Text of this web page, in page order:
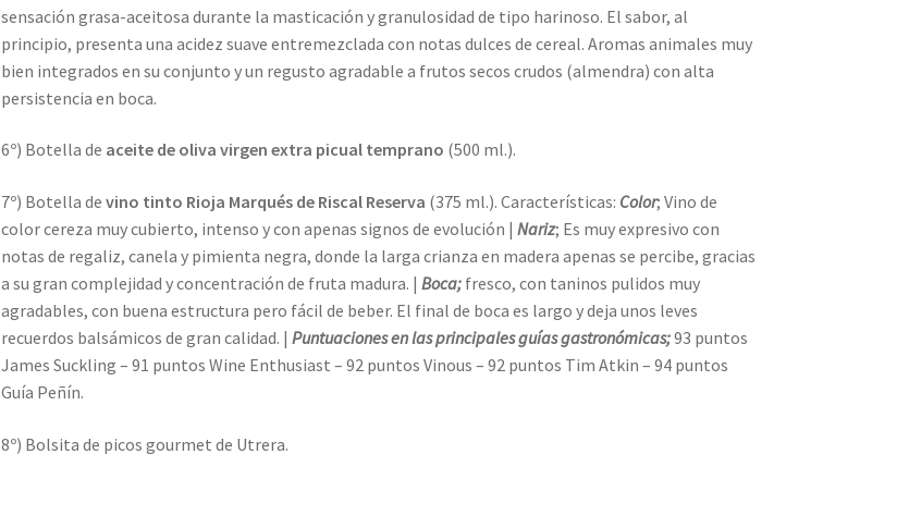
sensación grasa-aceitosa durante la masticación y granulosidad de tipo harinoso. El sabor, al
principio, presenta una acidez suave entremezclada con notas dulces de cereal. Aromas animales muy
bien integrados en su conjunto y un regusto agradable a frutos secos crudos (almendra) con alta
persistencia en boca.
6º) Botella de aceite de oliva virgen extra picual temprano (500 ml.).
7º) Botella devino tinto Rioja Marqués de Riscal Reserva (375 ml.). Características: Color; Vino de
color cereza muy cubierto, intenso y con apenas signos de evolución |Nariz; Es muy expresivo con
notas de regaliz, canela y pimienta negra, donde la larga crianza en madera apenas se percibe, gracias
a su gran complejidad y concentración de fruta madura. |Boca; fresco, con taninos pulidos muy
agradables, con buena estructura pero fácil de beber. El final de boca es largo y deja unos leves
recuerdos balsámicos de gran calidad. |Puntuaciones en las principales guías gastronómicas;93 puntos
James Suckling – 91 puntos Wine Enthusiast – 92 puntos Vinous – 92 puntos Tim Atkin – 94 puntos
Guía Peñín.
8º) Bolsita de picos gourmet de Utrera.